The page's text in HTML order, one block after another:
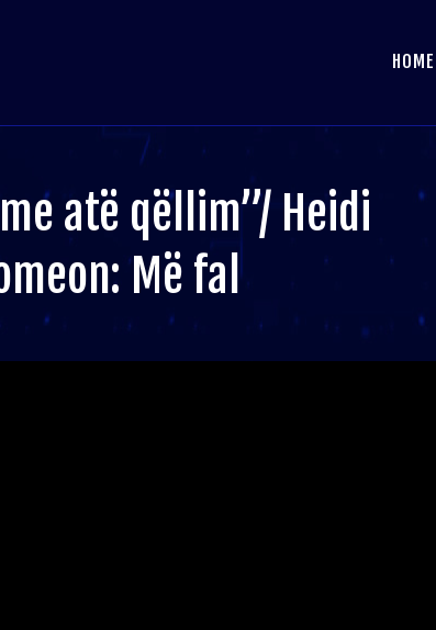
HOME
atë qëllim”/ Heidi
Më fal